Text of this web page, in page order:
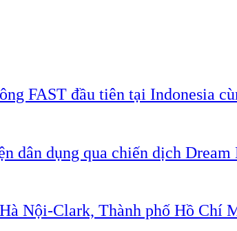
FAST đầu tiên tại Indonesia
dân dụng qua chiến dịch Dream
Nội-Clark, Thành phố Hồ Chí